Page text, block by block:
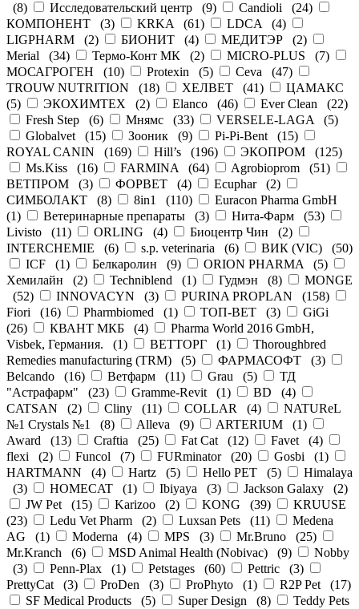
(8) Исследовательский центр (9) Candioli (24)
КОМПОНЕНТ (3) KRKA (61) LDCA (4)
LIGPHARM (2) БИОНИТ (4) МЕДИТЭР (2)
Merial (34) Термо-Конт МК (2) MICRO-PLUS (7)
МОСАГРОГЕН (10) Protexin (5) Ceva (47)
TROUW NUTRITION (18) ХЕЛВЕТ (41)
ЦАМАКС
(5) ЭКОХИМТЕХ (2) Elanco (46) Ever Clean (22)
Fresh Step (6) Мнямс (33) VERSELE-LAGA (5)
Globalvet (15) Зооник (9) Pi-Pi-Bent (15)
ROYAL CANIN (169) Hill’s (196) ЭКОПРОМ (125)
Ms.Kiss (16) FARMINA (64) Agrobioprom (51)
ВЕТПРОМ (3) ФОРВЕТ (4) Ecuphar(2)
СИМБОЛАКТ (8) 8in1 (110)
Euracon Pharma GmbH
(1) Ветеринарные препараты (3) Нита-Фарм (53)
Livisto (11) ORLING (4) Биоцентр Чин (2)
INTERCHEMIE (6) s.p. veterinaria (6) ВИК (VIC) (50)
ICF (1) Белкаролин (9) ORION PHARMA (5)
Хемилайн (2) Techniblend (1) Гудмэн (8)
MONGE
(52) INNOVACYN (3) PURINA PROPLAN (158)
Fiori (16) Pharmbiomed (1) ТОП-ВЕТ (3)
GiGi
(26) КВАНТ МКБ (4)
Pharma World 2016 GmbH,
Visbek, Германия. (1) ВЕТТОРГ (1)
Thoroughbred
Remedies manufacturing (TRM) (5) ФАРМАСОФТ (3)
Belcando (16) Ветфарм (11) Grau (5)
ТД
"Астрафарм" (23) Gramme-Revit (1) BD (4)
CATSAN (2) Cliny (11) COLLAR (4)
NATUReL
№1 Crystals №1
(8) Alleva (9) ARTERIUM (1)
Award (13) Craftia (25) Fat Cat (12) Favet (4)
flexi (2) Funcol (7) FURminator(20) Gosbi (1)
HARTMANN (4) Hartz (5) Hello PET (5)
Himalaya
(3) HOMECAT (1) Ibiyaya (3) Jackson Galaxy (2)
JW Pet (15) Karizoo (2) KONG (39)
KRUUSE
(23) Ledu Vet Pharm (2) Luxsan Pets (11)
Medena
AG (1) Moderna (4) MPS (3) Mr.Bruno (25)
Mr.Kranch (6) MSD Animal Health (Nobivac) (9)
Nobby
(3) Penn-Plax (1) Petstages (60) Pettric (3)
PrettyCat (3) ProDen (3) ProPhyto (1) R2P Pet (17)
SF Medical Products (5) Super Design (8)
Teddy Pets